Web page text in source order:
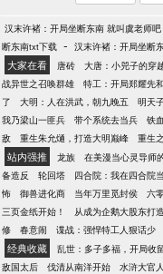
汉末许褚：开局坐断东南 就叫虞老师吧
断东南txt下载 - 汉末许褚：开局坐断
大家在看 唐砖 大唐：小兕子的穿
战异世之召唤群雄
特工：开局郑耀先
了
大明：人在洪武，朝九晚五 明天
我乃梁山一匪兵
带个系统去当兵 铁
敌
重生朱允熥，打造大明巅峰 重生
站内强推 龙族 在美漫当心灵导师
备造反
轮回塔 四合院：我在四合院
怖
御兽进化商 当年万里觅封侯 六
三页金纸开始！
从成为企鹅大股东打
修
春意闹 谍战：强悍特工人狠话少
经典收藏 乱世：多子多福，开局收
敌国太后
伐清从南洋开始 水浒大官人